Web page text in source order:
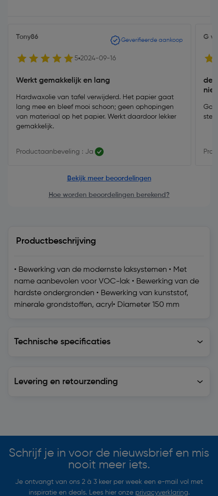
Tony86 Geverifieerde aankoop
5 2024-09-16
Werkt gemakkelijk en lang
Hardwaxolie van tafel verwijderd. Het papier gaat
lang mee en bleef mooi schoon; geen ophopingen
van materiaal op het papier. Werkt daardoor lekker
gemakkelijk.
Productaanbeveling : Ja
G
Bekijk meer beoordelingen
Hoe worden beoordelingen berekend?
Productbeschrijving
• Bewerking van de modernste laksystemen • Met
name aanbevolen voor VOC-lak • Bewerking van de
hardste ondergronden • Bewerking van kunststof,
minerale grondstoffen, acryl• Diameter 150 mm
Technische specificaties
Levering en retourzending
Schrijf je in voor de nieuwsbrief en mis
nooit meer iets.
Je ontvangt van ons 2 à 3 keer per week een e-mail vol met
inspiratie en deals. Lees hier onze privacyverklaring.